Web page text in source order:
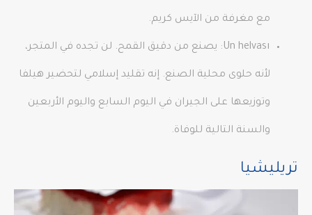
مع مغرفة من الآيس كريم.
Un helvası: يصنع من دقيق القمح. لن تجده في المتجر،
لأنه حلوى محلية الصنع. إنه تقليد إسلامي لتحضير هيلفا
وتوزيعها على الجيران في اليوم السابع واليوم الأربعين
والسنة التالية للوفاة.
تريليشيا